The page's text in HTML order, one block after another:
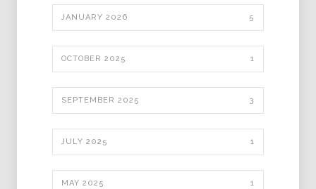
JANUARY 2026 5
OCTOBER 2025 1
SEPTEMBER 2025 3
JULY 2025 1
MAY 2025 1